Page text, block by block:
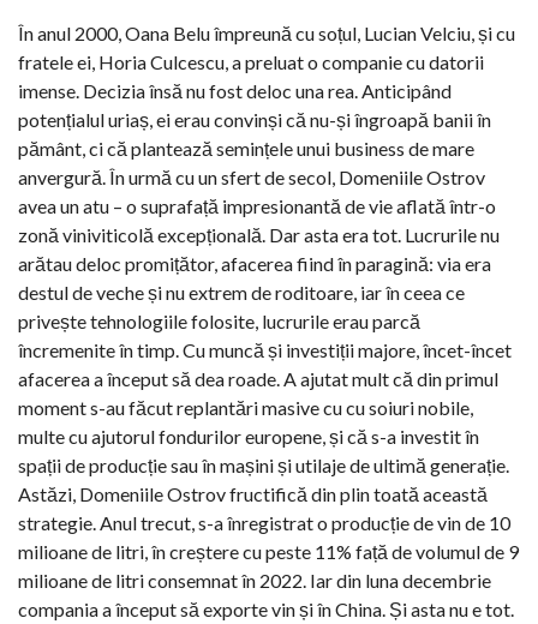
În anul 2000, Oana Belu împreună cu soțul, Lucian Velciu, și cu
fratele ei, Horia Culcescu, a preluat o companie cu datorii
imense. Decizia însă nu fost deloc una rea. Anticipând
potențialul uriaș, ei erau convinși că nu-și îngroapă banii în
pământ, ci că plantează semințele unui business de mare
anvergură. În urmă cu un sfert de secol, Domeniile Ostrov
avea un atu – o suprafață impresionantă de vie aflată într-o
zonă viniviticolă excepțională. Dar asta era tot. Lucrurile nu
arătau deloc promițător, afacerea fiind în paragină: via era
destul de veche și nu extrem de roditoare, iar în ceea ce
privește tehnologiile folosite, lucrurile erau parcă
încremenite în timp. Cu muncă și investiții majore, încet-încet
afacerea a început să dea roade. A ajutat mult că din primul
moment s-au făcut replantări masive cu cu soiuri nobile,
multe cu ajutorul fondurilor europene, și că s-a investit în
spații de producție sau în mașini și utilaje de ultimă generație.
Astăzi, Domeniile Ostrov fructifică din plin toată această
strategie. Anul trecut, s-a înregistrat o producție de vin de 10
milioane de litri, în creștere cu peste 11% față de volumul de 9
milioane de litri consemnat în 2022. Iar din luna decembrie
compania a început să exporte vin și în China. Și asta nu e tot.